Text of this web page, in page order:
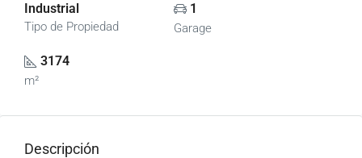
Industrial
Tipo de Propiedad
1
Garage
3174
m²
Descripción